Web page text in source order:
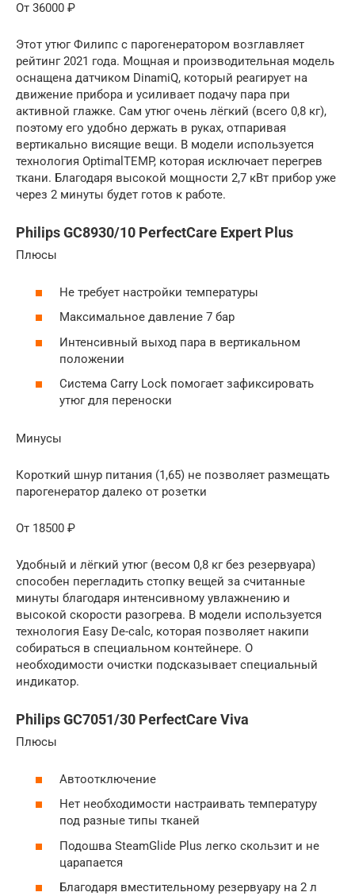
От 36000 ₽
Этот утюг Филипс с парогенератором возглавляет
рейтинг 2021 года. Мощная и производительная модель
оснащена датчиком DinamiQ, который реагирует на
движение прибора и усиливает подачу пара при
активной глажке. Сам утюг очень лёгкий (всего 0,8 кг),
поэтому его удобно держать в руках, отпаривая
вертикально висящие вещи. В модели используется
технология OptimalTEMP, которая исключает перегрев
ткани. Благодаря высокой мощности 2,7 кВт прибор уже
через 2 минуты будет готов к работе.
Philips GC8930/10 PerfectCare Expert Plus
Плюсы
Не требует настройки температуры
Максимальное давление 7 бар
Интенсивный выход пара в вертикальном
положении
Система Carry Lock помогает зафиксировать
утюг для переноски
Минусы
Короткий шнур питания (1,65) не позволяет размещать
парогенератор далеко от розетки
От 18500 ₽
Удобный и лёгкий утюг (весом 0,8 кг без резервуара)
способен перегладить стопку вещей за считанные
минуты благодаря интенсивному увлажнению и
высокой скорости разогрева. В модели используется
технология Easy De-calc, которая позволяет накипи
собираться в специальном контейнере. О
необходимости очистки подсказывает специальный
индикатор.
Philips GC7051/30 PerfectCare Viva
Плюсы
Автоотключение
Нет необходимости настраивать температуру
под разные типы тканей
Подошва SteamGlide Plus легко скользит и не
царапается
Благодаря вместительному резервуару на 2 л